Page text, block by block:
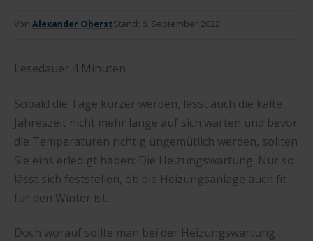
Von Alexander OberstStand: 6. September 2022
Lesedauer 4 Minuten
Sobald die Tage kürzer werden, lässt auch die kalte
Jahreszeit nicht mehr lange auf sich warten und bevor
die Temperaturen richtig ungemütlich werden, sollten
Sie eins erledigt haben: Die Heizungswartung. Nur so
lässt sich feststellen, ob die Heizungsanlage auch fit
für den Winter ist.
Doch worauf sollte man bei der Heizungswartung